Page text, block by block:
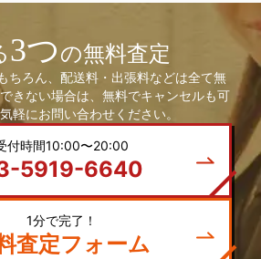
3つの無料査定
ちろん、配送料・出張料などは全て無
きない場合は、無料でキャンセルも可
軽にお問い合わせください。
付時間10:00〜20:00
5919-6640
1分で完了！
査定フォーム